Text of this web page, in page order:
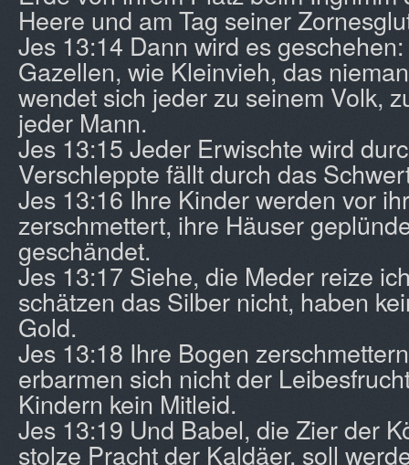
Heere und am Tag seiner
Jes 13:14 Dann wird es
Gazellen, wie Kleinvieh, das
wendet sich jeder zu seinem Volk,
jeder Mann.
Jes 13:15 Jeder Erwischte wird
Verschleppte fällt durch das
Jes 13:16 Ihre Kinder werden vor
zerschmettert, ihre Häuser
geschändet.
Jes 13:17 Siehe, die Meder reize
schätzen das Silber nicht, haben
Gold.
Jes 13:18 Ihre Bogen
erbarmen sich nicht der
Kindern kein Mitleid.
Jes 13:19 Und Babel, die Zier der
stolze Pracht der Kaldäer, soll